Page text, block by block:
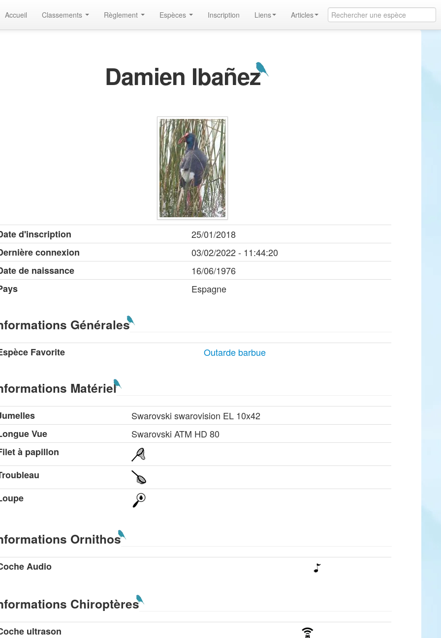
Accueil Classements Règlement Espèces Inscription Liens Articles
Damien Ibañez
d'inscription
25/01/2018
connexion
03/02/2022 - 11:44:20
de naissance
16/06/1976
Espagne
Générales
Favorite Outarde barbue
Matériel
Swarovski swarovision EL 10x42
Vue
Swarovski ATM HD 80
à papillon
Ornithos
Audio
Chiroptères
ultrason